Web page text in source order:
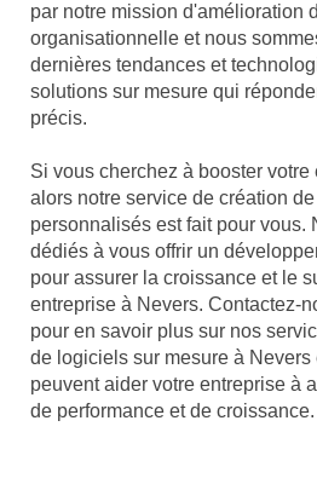
par notre mission d'amélioration
organisationnelle et nous
dernières tendances et
solutions sur mesure qui
précis.
Si vous cherchez à booster votre
alors notre service de création
personnalisés est fait pour vous.
dédiés à vous offrir un
pour assurer la croissance et le
entreprise à Nevers. Contactez-
pour en savoir plus sur nos
de logiciels sur mesure à Nevers
peuvent aider votre entreprise à
de performance et de croissance.